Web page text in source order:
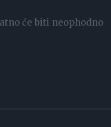
će biti neophodno